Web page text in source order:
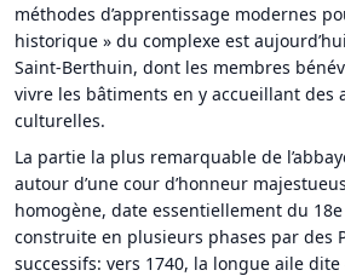
méthodes d’apprentissage modernes
historique » du complexe est
Saint-Berthuin, dont les membres
vivre les bâtiments en y accueillant des
culturelles.
La partie la plus remarquable de
autour d’une cour d’honneur
homogène, date essentiellement du
construite en plusieurs phases par des
successifs: vers 1740, la longue aile dite